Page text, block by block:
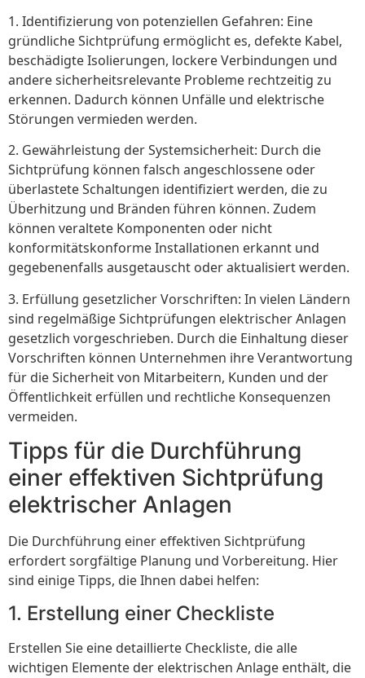
1. Identifizierung von potenziellen Gefahren: Eine
gründliche Sichtprüfung ermöglicht es, defekte Kabel,
beschädigte Isolierungen, lockere Verbindungen und
andere sicherheitsrelevante Probleme rechtzeitig zu
erkennen. Dadurch können Unfälle und elektrische
Störungen vermieden werden.
2. Gewährleistung der Systemsicherheit: Durch die
Sichtprüfung können falsch angeschlossene oder
überlastete Schaltungen identifiziert werden, die zu
Überhitzung und Bränden führen können. Zudem
können veraltete Komponenten oder nicht
konformitätskonforme Installationen erkannt und
gegebenenfalls ausgetauscht oder aktualisiert werden.
3. Erfüllung gesetzlicher Vorschriften: In vielen Ländern
sind regelmäßige Sichtprüfungen elektrischer Anlagen
gesetzlich vorgeschrieben. Durch die Einhaltung dieser
Vorschriften können Unternehmen ihre Verantwortung
für die Sicherheit von Mitarbeitern, Kunden und der
Öffentlichkeit erfüllen und rechtliche Konsequenzen
vermeiden.
Tipps für die Durchführung
einer effektiven Sichtprüfung
elektrischer Anlagen
Die Durchführung einer effektiven Sichtprüfung
erfordert sorgfältige Planung und Vorbereitung. Hier
sind einige Tipps, die Ihnen dabei helfen:
1. Erstellung einer Checkliste
Erstellen Sie eine detaillierte Checkliste, die alle
wichtigen Elemente der elektrischen Anlage enthält, die